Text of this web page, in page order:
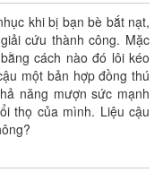
khi bị bạn bè bắt nạt,
cứu thành công. Mặc
cách nào đó lôi kéo
một bản hợp đồng thú
năng mượn sức mạnh
thọ của mình. Liệu cậu